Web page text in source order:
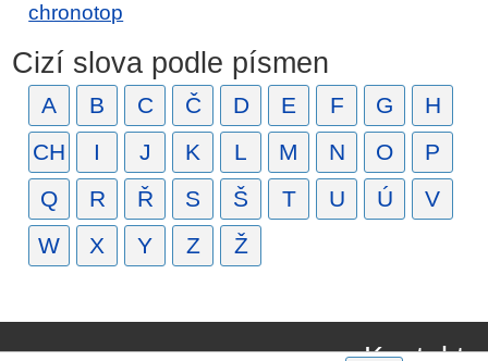
chronotop
Cizí slova podle písmen
A B C Č D E F G
H
CH
I J K L M N O
P
Q
R Ř S Š T U Ú
V
W
X Y Z Ž